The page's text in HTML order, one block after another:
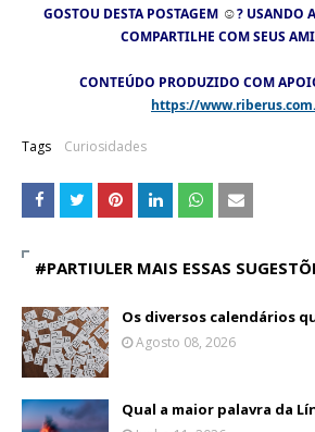
GOSTOU DESTA POSTAGEM ☺? USANDO
COMPARTILHE COM SEUS
CONTEÚDO PRODUZIDO COM
https://
Tags Curiosidades
#PARTIULER MAIS ESSAS
Os diversos calendários
Agosto 08, 2026
Qual a maior palavra da